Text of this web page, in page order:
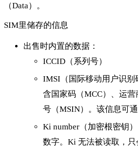
（Data）。
SIM里储存的信息
出售时内置的数据：
ICCID（系列号）
IMSI（国际移动用户识别
含国家码（MCC）、运
号（MSIN）。该信息可通
Ki number（加密根密钥
数字。Ki 无法被读取，